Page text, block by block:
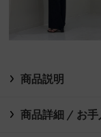
商品説明
商品詳細 / お手